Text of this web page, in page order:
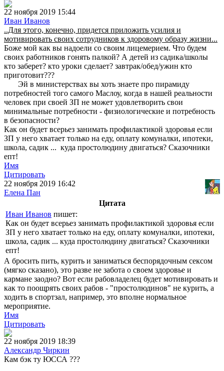
22 ноября 2019 15:44
Иван Иванов
..Для этого, конечно, придется приложить усилия и
мотивировать своих сотрудников к здоровому образу жизни...
Боже мой как вы надоели со своим лицемерием. Что будем
своих работников гонять палкой? А детей из садика/школы
кто заберет? кто уроки сделает? завтрак/обед/ужин кто
приготовит???
Эй в министерствах вы хоть знаете про пирамиду
потребностей того самого Маслоу, когда в нашей реальности
человек при своей ЗП не может удовлетворить свои
минимальные потребности - физиологические и потребность
в безопасности?
Как он будет всерьез занимать профилактикой здоровья если
ЗП у него хватает только на еду, оплату комуналки, ипотеки,
школа, садик ... куда простолюдину двигаться? Сказочники
епт!
Имя
Цитировать
22 ноября 2019 16:42
Елена Пан
Цитата
Иван Иванов пишет:
Как он будет всерьез занимать профилактикой здоровья если
ЗП у него хватает только на еду, оплату комуналки, ипотеки,
школа, садик ... куда простолюдину двигаться? Сказочники
епт!
А бросить пить, курить и заниматься беспорядочным сексом
(мягко сказано), это разве не забота о своем здоровье и
кармане заодно? Вот если рабовладелец будет мотивировать и
как то поощрять своих рабов - "простолюдинов" не курить, а
ходить в спортзал, например, это вполне нормальное
мероприятие.
Имя
Цитировать
22 ноября 2019 18:39
Александр Чиркин
Кам бэк ту ЮССА ???